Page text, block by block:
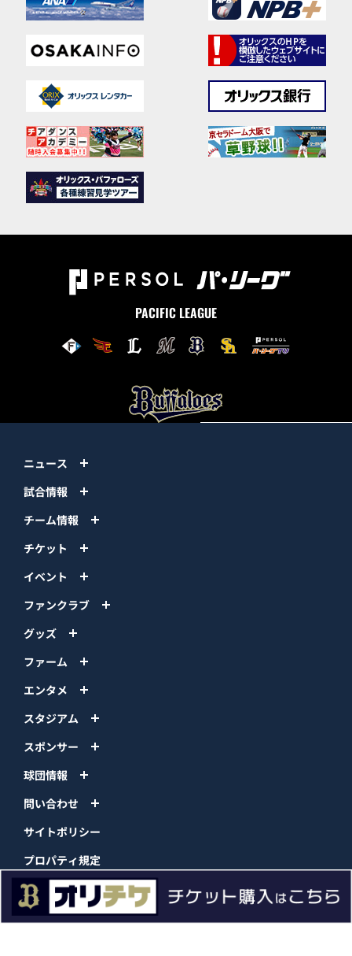
PACIFIC LEAGUE
ニュース
試合情報
チーム情報
チケット
イベント
ファンクラブ
グッズ
ファーム
エンタメ
スタジアム
スポンサー
球団情報
問い合わせ
サイトポリシー
プロパティ規定
プライバシーポリシー
BPB DX